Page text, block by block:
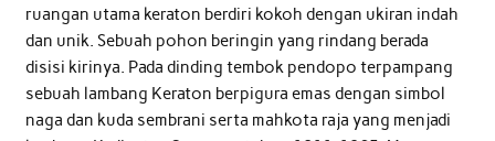
ruangan utama keraton berdiri kokoh dengan ukiran indah
dan unik. Sebuah pohon beringin yang rindang berada
disisi kirinya. Pada dinding tembok pendopo terpampang
sebuah lambang Keraton berpigura emas dengan simbol
naga dan kuda sembrani serta mahkota raja yang menjadi